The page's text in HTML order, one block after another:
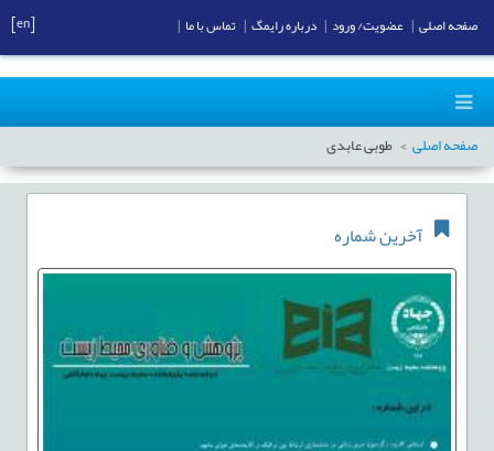
صفحه اصلی طوبی عابدی
آخرین شماره
صفحه اصلی عضویت/ ورود درباره رایمگ تماس با ما